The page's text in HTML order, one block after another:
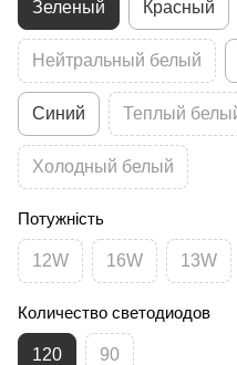
Зеленый Красный
Нейтральный белый
Синий Теплый
Холодный белый
Потужність
12W 16W 13W
Количество светодиодов
120 90